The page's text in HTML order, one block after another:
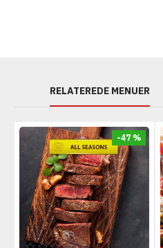
RELATEREDE MENUER
-47 %